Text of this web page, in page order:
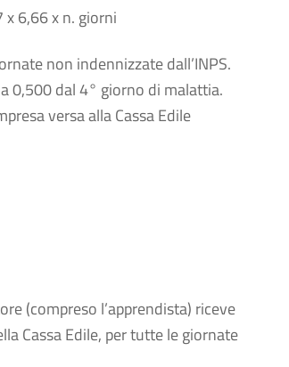
6,66 x n. giorni
non indennizzate dall’INPS.
0,500 dal 4° giorno di malattia.
versa alla Cassa Edile
(compreso l’apprendista) riceve
Cassa Edile, per tutte le giornate